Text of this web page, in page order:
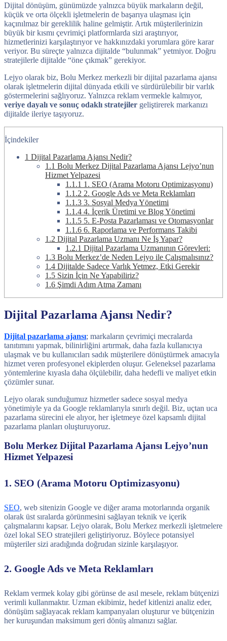
Dijital dönüşüm, günümüzde yalnızca büyük markaların değil,
küçük ve orta ölçekli işletmelerin de başarıya ulaşması için
kaçınılmaz bir gereklilik haline gelmiştir. Artık müşterilerinizin
büyük bir kısmı çevrimiçi platformlarda sizi araştırıyor,
hizmetlerinizi karşılaştırıyor ve hakkınızdaki yorumlara göre karar
veriyor. Bu süreçte yalnızca dijitalde “bulunmak” yetmiyor. Doğru
stratejilerle dijitalde “öne çıkmak” gerekiyor.
Lejyo olarak biz, Bolu Merkez merkezli bir dijital pazarlama ajansı
olarak işletmelerin dijital dünyada etkili ve sürdürülebilir bir varlık
göstermelerini sağlıyoruz. Yalnızca reklam vermekle kalmıyor,
veriye dayalı ve sonuç odaklı stratejiler geliştirerek markanızı
dijitalde ileriye taşıyoruz.
İçindekiler
1 Dijital Pazarlama Ajansı Nedir?
1.1 Bolu Merkez Dijital Pazarlama Ajansı Lejyo’nun
Hizmet Yelpazesi
1.1.1 1. SEO (Arama Motoru Optimizasyonu)
1.1.2 2. Google Ads ve Meta Reklamları
1.1.3 3. Sosyal Medya Yönetimi
1.1.4 4. İçerik Üretimi ve Blog Yönetimi
1.1.5 5. E-Posta Pazarlaması ve Otomasyonlar
1.1.6 6. Raporlama ve Performans Takibi
1.2 Dijital Pazarlama Uzmanı Ne İş Yapar?
1.2.1 Dijital Pazarlama Uzmanının Görevleri:
1.3 Bolu Merkez’de Neden Lejyo ile Çalışmalısınız?
1.4 Dijitalde Sadece Varlık Yetmez, Etki Gerekir
1.5 Sizin İçin Ne Yapabiliriz?
1.6 Şimdi Adım Atma Zamanı
Dijital Pazarlama Ajansı Nedir?
Dijital pazarlama ajansı; markaların çevrimiçi mecralarda
tanıtımını yapmak, bilinirliğini artırmak, daha fazla kullanıcıya
ulaşmak ve bu kullanıcıları sadık müşterilere dönüştürmek amacıyla
hizmet veren profesyonel ekiplerden oluşur. Geleneksel pazarlama
yöntemlerine kıyasla daha ölçülebilir, daha hedefli ve maliyet etkin
çözümler sunar.
Lejyo olarak sunduğumuz hizmetler sadece sosyal medya
yönetimiyle ya da Google reklamlarıyla sınırlı değil. Biz, uçtan uca
pazarlama sürecini ele alıyor, her işletmeye özel kapsamlı dijital
pazarlama planları oluşturuyoruz.
Bolu Merkez Dijital Pazarlama Ajansı Lejyo’nun
Hizmet Yelpazesi
1. SEO (Arama Motoru Optimizasyonu)
SEO, web sitenizin Google ve diğer arama motorlarında organik
olarak üst sıralarda görünmesini sağlayan teknik ve içerik
çalışmalarını kapsar. Lejyo olarak, Bolu Merkez merkezli işletmelere
özel lokal SEO stratejileri geliştiriyoruz. Böylece potansiyel
müşteriler sizi aradığında doğrudan sizinle karşılaşıyor.
2. Google Ads ve Meta Reklamları
Reklam vermek kolay gibi görünse de asıl mesele, reklam bütçenizi
verimli kullanmaktır. Uzman ekibimiz, hedef kitlenizi analiz eder,
dönüşüm sağlayacak reklam kampanyaları oluşturur ve bütçenizin
her kuruşundan maksimum geri dönüş almanızı sağlar.